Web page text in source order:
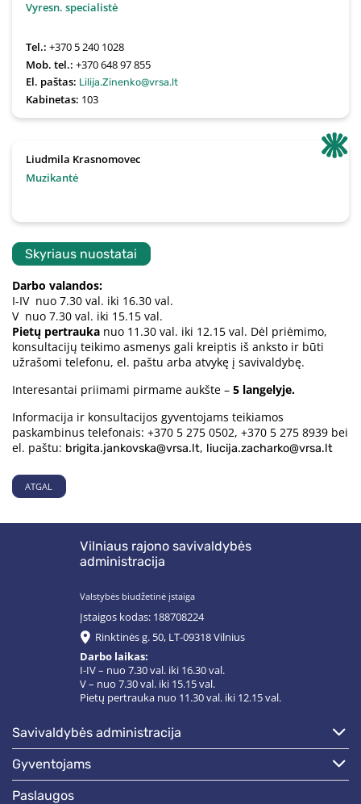
Vyresn. specialistė
Tel.:+370 5 240 1028
Mob. tel.:+370 648 97 855
El. paštas: Lilija.Zinenko@vrsa.lt
Kabinetas: 103
Liudmila Krasnomovec
Muzikantė
Skyriaus nuostatai
Darbo valandos:
I-IV nuo 7.30 val. iki 16.30 val.
V nuo 7.30 val. iki 15.15 val.
Pietų pertrauka nuo 11.30 val. iki 12.15 val. Dėl priėmimo,
konsultacijų teikimo asmenys gali kreiptis iš anksto ir būti
užrašomi telefonu, el. paštu arba atvykę į savivaldybę.
Interesantai priimami pirmame aukšte – 5 langelyje.
Informacija ir konsultacijos gyventojams teikiamos
paskambinus telefonais: +370 5 275 0502, +370 5 275 8939 bei
el. paštu: brigita.jankovska@vrsa.lt, liucija.zacharko@vrsa.lt
ATGAL
Vilniaus rajono savivaldybės
administracija
Valstybės biudžetinė įstaiga
Įstaigos kodas: 188708224
Rinktinės g. 50, LT-09318 Vilnius
Darbo laikas:
I-IV – nuo 7.30 val. iki 16.30 val.
V – nuo 7.30 val. iki 15.15 val.
Pietų pertrauka nuo 11.30 val. iki 12.15 val.
savivaldybės administracija
gyventojams
paslaugos